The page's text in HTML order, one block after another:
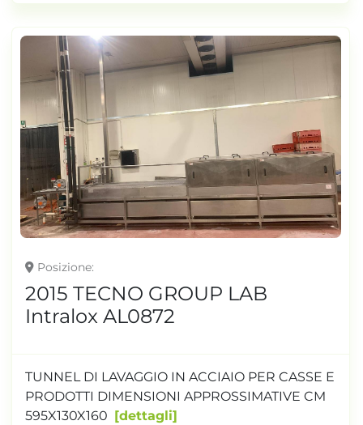
Posizione
2015 TECNO GROUP LAB
Intralox AL0872
TUNNEL DI LAVAGGIO IN ACCIAIO PER CASSE E
PRODOTTI DIMENSIONI APPROSSIMATIVE CM
595X130X160
dettagli